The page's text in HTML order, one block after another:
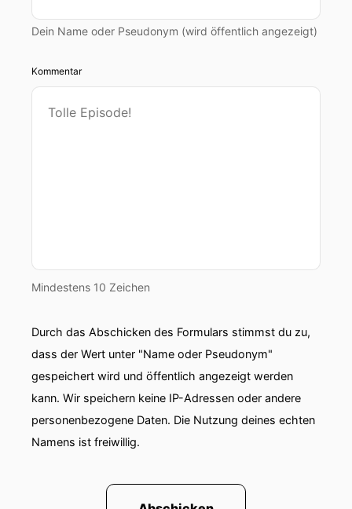
Dein Name oder Pseudonym (wird öffentlich angezeigt)
Kommentar
Mindestens 10 Zeichen
Durch das Abschicken des Formulars stimmst du zu,
dass der Wert unter "Name oder Pseudonym"
gespeichert wird und öffentlich angezeigt werden
kann. Wir speichern keine IP-Adressen oder andere
personenbezogene Daten. Die Nutzung deines echten
Namens ist freiwillig.